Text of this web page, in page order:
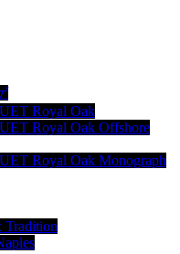
Royal Oak
Royal Oak Offshore
Royal Oak Monograph
Tradition